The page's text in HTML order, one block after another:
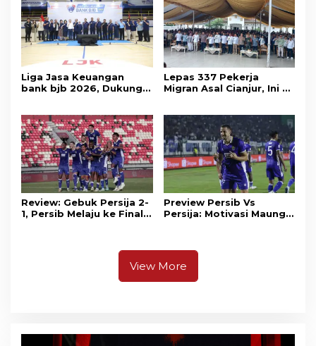
Liga Jasa Keuangan
bank bjb 2026, Dukung
Lepas 337 Pekerja
Migran Asal Cianjur, Ini 3
Review: Gebuk Persija 2-
1, Persib Melaju ke Final
Preview Persib Vs
Persija: Motivasi Maung
View More